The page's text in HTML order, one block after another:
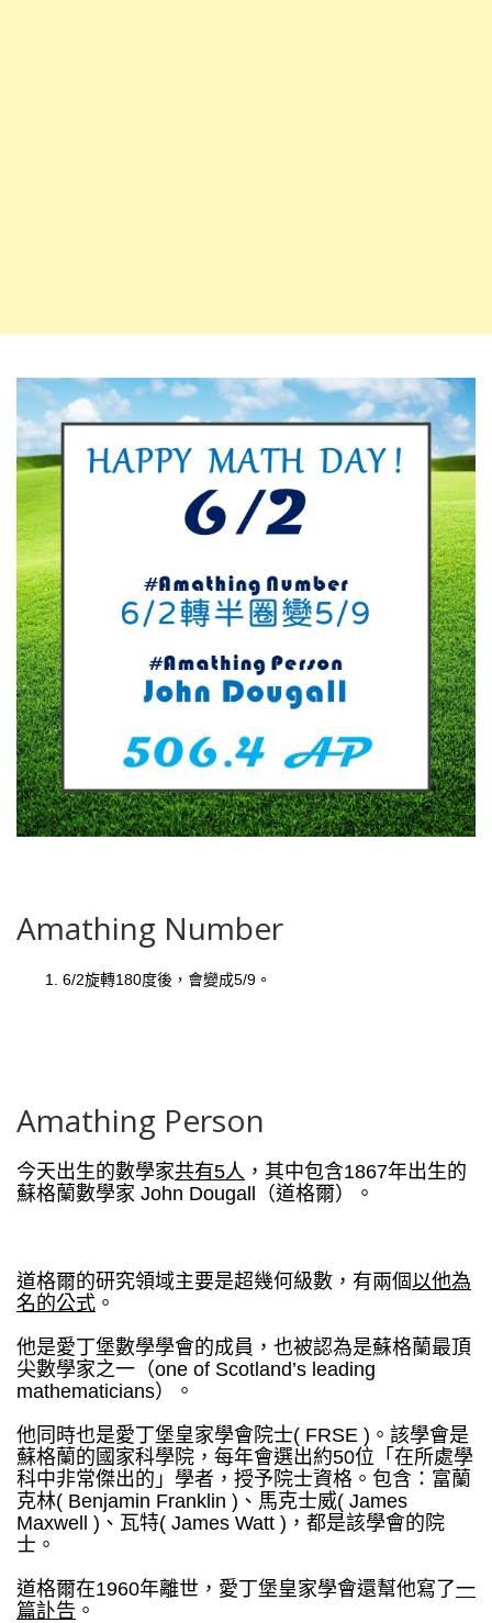
Amathing Number
6/2旋轉180度後，會變成5/9。
Amathing Person
今天出生的數學家共有5人 ，其中包含1867年出生的
蘇格蘭數學家 John Dougall（道格爾）。
道格爾的研究領域主要是超幾何級數，有兩個以他為
名的公式 。
他是愛丁堡數學學會的成員，也被認為是蘇格蘭最頂
尖數學家之一（one of Scotland’s leading
mathematicians）。
他同時也是愛丁堡皇家學會院士( FRSE )。該學會是
蘇格蘭的國家科學院，每年會選出約50位「在所處學
科中非常傑出的」學者，授予院士資格。包含：富蘭
克林( Benjamin Franklin )、馬克士威( James
Maxwell )、瓦特( James Watt )，都是該學會的院
士。
道格爾在1960年離世，愛丁堡皇家學會還幫他寫了一
篇訃告 。